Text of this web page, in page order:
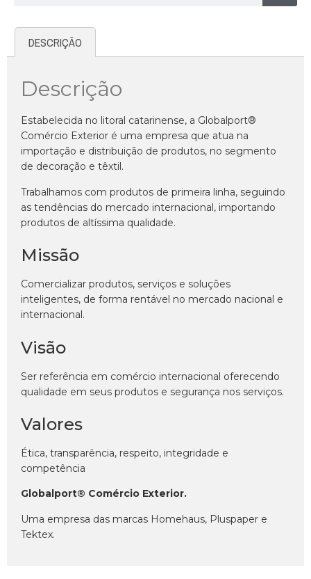
DESCRIÇÃO
Descrição
Estabelecida no litoral catarinense, a Globalport®
Comércio Exterior é uma empresa que atua na
importação e distribuição de produtos, no segmento
de decoração e têxtil.
Trabalhamos com produtos de primeira linha, seguindo
as tendências do mercado internacional, importando
produtos de altíssima qualidade.
Missão
Comercializar produtos, serviços e soluções
inteligentes, de forma rentável no mercado nacional e
internacional.
Visão
Ser referência em comércio internacional oferecendo
qualidade em seus produtos e segurança nos serviços.
Valores
Ética, transparência, respeito, integridade e
competência
Globalport® Comércio Exterior.
Uma empresa das marcas Homehaus, Pluspaper e
Tektex.